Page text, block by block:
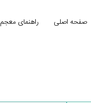
صفحه اصلی راهنمای معجم